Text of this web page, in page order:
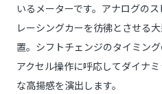
いるメーターです。アナログのス
レーシングカーを彷彿とさせる
置。シフトチェンジのタイミン
アクセル操作に呼応してダイナ
な高揚感を演出します。